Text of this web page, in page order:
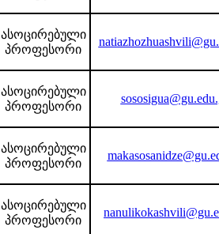
ასოცირებული
პროფესორი
ასოცირებული
პროფესორი
ასოცირებული
პროფესორი
ასოცირებული
პროფესორი